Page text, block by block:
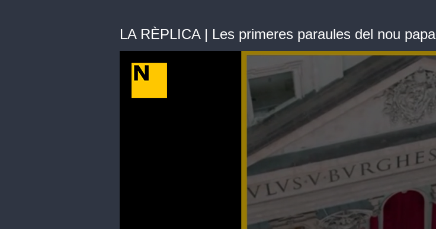
LA RÈPLICA | Les primeres paraules del nou papa